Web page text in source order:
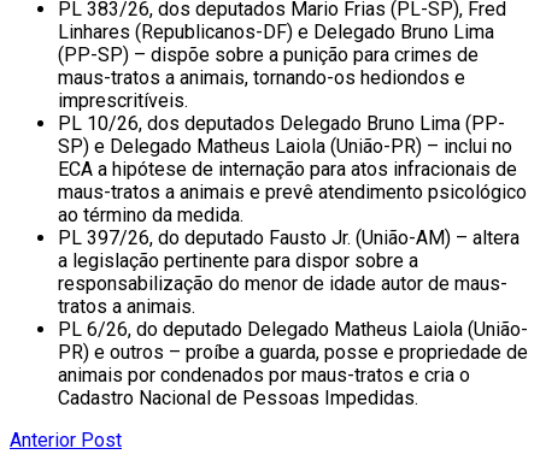
PL 383/26, dos deputados Mario Frias (PL-SP), Fred
Linhares (Republicanos-DF) e Delegado Bruno Lima
(PP-SP) – dispõe sobre a punição para crimes de
maus-tratos a animais, tornando-os hediondos e
imprescritíveis.
PL 10/26, dos deputados Delegado Bruno Lima (PP-
SP) e Delegado Matheus Laiola (União-PR) – inclui no
ECA a hipótese de internação para atos infracionais de
maus-tratos a animais e prevê atendimento psicológico
ao término da medida.
PL 397/26, do deputado Fausto Jr. (União-AM) – altera
a legislação pertinente para dispor sobre a
responsabilização do menor de idade autor de maus-
tratos a animais.
PL 6/26, do deputado Delegado Matheus Laiola (União-
PR) e outros – proíbe a guarda, posse e propriedade de
animais por condenados por maus-tratos e cria o
Cadastro Nacional de Pessoas Impedidas.
Anterior Post